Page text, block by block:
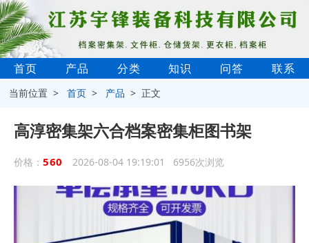
首页 产品 分类 知识 问答 联系
当前位置 >首页 > 产品 > 正文
高淳密集架六合档案密集柜图书架
价格： 560 2026-08-04 19:19:01 6956次浏览